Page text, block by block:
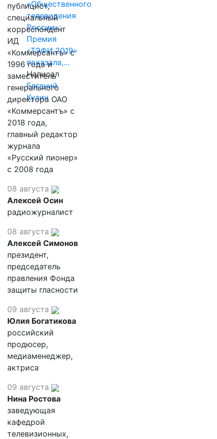
«Общественного
телевидения
России»:
Премия
«ТЭФИ 2019»
показала,…
Написал
Евгений
Кузин
публицист,
специальный
корреспондент
ИД
«Коммерсантъ» с
1996 года и
заместитель
генерального
директора ОАО
«Коммерсантъ» с
2018 года,
главный редактор
журнала
«Русский пионер»
с 2008 года
08 августа
Алексей Осин
радиожурналист
08 августа
Алексей Симонов
президент,
председатель
правления Фонда
защиты гласности
09 августа
Юлия Богатикова
российский
продюсер,
медиаменеджер,
актриса
09 августа
Нина Ростова
заведующая
кафедрой
телевизионных,